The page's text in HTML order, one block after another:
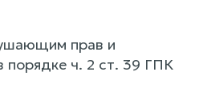
прав и
порядке ч. 2 ст. 39 ГПК